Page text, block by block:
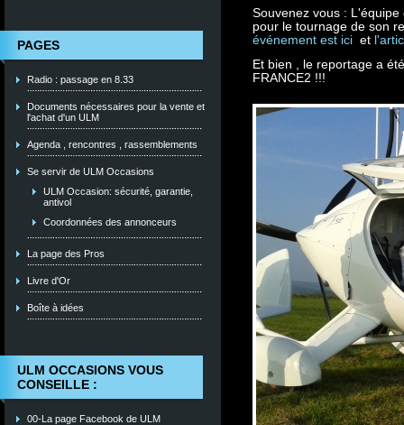
PAGES
Radio : passage en 8.33
Documents nécessaires pour la vente et
l'achat d'un ULM
Agenda , rencontres , rassemblements
Se servir de ULM Occasions
ULM Occasion: sécurité, garantie,
antivol
Coordonnées des annonceurs
La page des Pros
Livre d'Or
Boîte à idées
ULM OCCASIONS VOUS
CONSEILLE :
00-La page Facebook de ULM
Souvenez vous : L'équipe
pour le tournage de son
événement est ici et
Et bien , le reportage a
FRANCE2 !!!